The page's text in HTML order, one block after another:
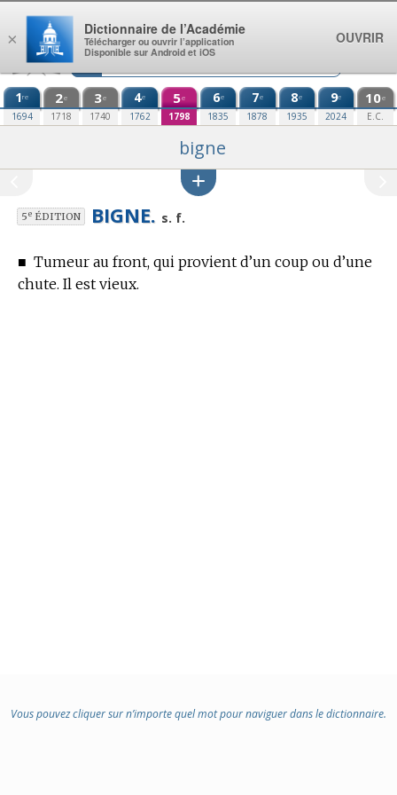
Aller au contenu
1re
1694
2e
1718
3e
1740
4e
1762
5e
1798
6e
1835
7e
1878
8e
1935
9e
2024
10e
E.C.
bigne
5eÉDITION BIGNE. s. f.
■ Tumeur au front, qui provient d’un coup ou d’une
chute. Il est vieux.
Vous pouvez cliquer sur n’importe quel mot pour naviguer dans le dictionnaire.
×
Dictionnaire de l’Académie
Télécharger ou ouvrir l’application
Disponible sur Android et iOS
OUVRIR